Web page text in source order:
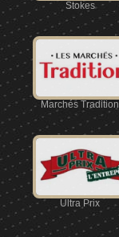
Stokes
Marchés Tradition
Ultra Prix